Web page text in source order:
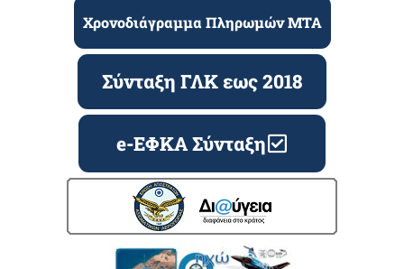
Χρονοδιάγραμμα Πληρωμών ΜΤΑ
Σύνταξη ΓΛΚ εως 2018
e-ΕΦΚΑ Σύνταξη